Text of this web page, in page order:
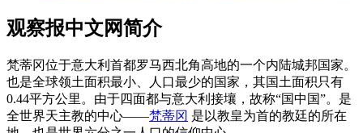
观察报中文网简介
梵蒂冈位于意大利首都罗马西北角高地的一个内陆城邦国家。
也是全球领土面积最小、人口最少的国家，其国土面积只有
0.44平方公里。由于四面都与意大利接壤，故称“国中国”。是
全世界天主教的中心——梵蒂冈 是以教皇为首的教廷的所在